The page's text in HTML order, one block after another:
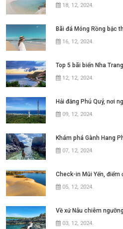
18, 12, 2024.
16, 12, 2024.
12, 12, 2024.
09, 12, 2024.
07, 12, 2024.
Check-in Mũi Yến, điểm
05, 12, 2024.
03, 12, 2024.